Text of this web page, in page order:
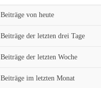
Beiträge von heute
Beiträge der letzten drei Tage
Beiträge der letzten Woche
Beiträge im letzten Monat